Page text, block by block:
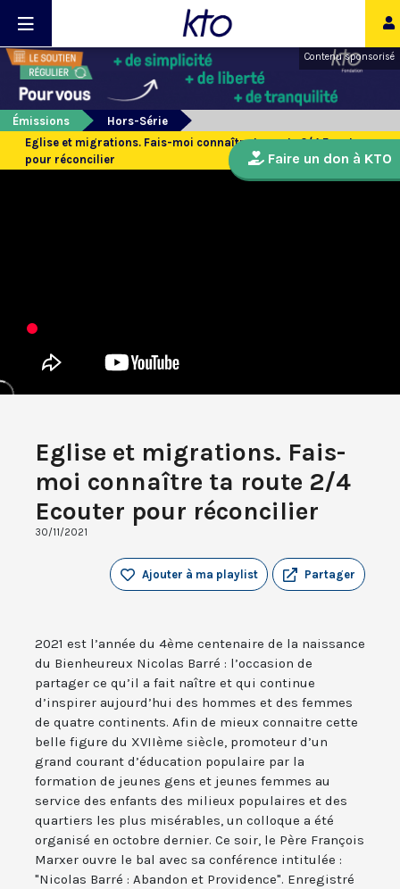
Contenu sponsorisé
Émissions
Hors-Série
Eglise et migrations. Fais-moi connaître ta route 2/4 Ecouter
pour réconcilier
Eglise et migrations. Fais-
moi connaître ta route 2/4
Ecouter pour réconcilier
30/11/2021
Partager
Ajouter à ma playlist
2021 est l’année du 4ème centenaire de la naissance
du Bienheureux Nicolas Barré : l’occasion de
partager ce qu’il a fait naître et qui continue
d’inspirer aujourd’hui des hommes et des femmes
de quatre continents. Afin de mieux connaitre cette
belle figure du XVIIème siècle, promoteur d’un
grand courant d’éducation populaire par la
formation de jeunes gens et jeunes femmes au
service des enfants des milieux populaires et des
quartiers les plus misérables, un colloque a été
organisé en octobre dernier. Ce soir, le Père François
Marxer ouvre le bal avec sa conférence intitulée :
"Nicolas Barré : Abandon et Providence". Enregistré
Faire un don à KTO